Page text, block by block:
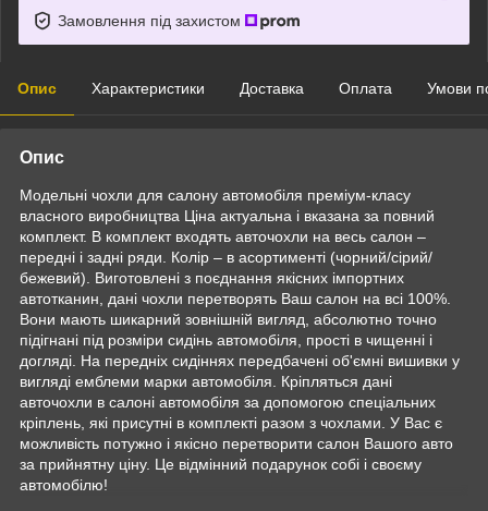
Замовлення під захистом
Опис Характеристики Доставка Оплата Умови
Опис
Модельні чохли для салону автомобіля преміум-класу
власного виробництва Ціна актуальна і вказана за повний
комплект. В комплект входять авточохли на весь салон –
передні і задні ряди. Колір – в асортименті (чорний/сірий/
бежевий). Виготовлені з поєднання якісних імпортних
автотканин, дані чохли перетворять Ваш салон на всі 100%.
Вони мають шикарний зовнішній вигляд, абсолютно точно
підігнані під розміри сидінь автомобіля, прості в чищенні і
догляді. На передніх сидіннях передбачені об'ємні вишивки у
вигляді емблеми марки автомобіля. Кріпляться дані
авточохли в салоні автомобіля за допомогою спеціальних
кріплень, які присутні в комплекті разом з чохлами. У Вас є
можливість потужно і якісно перетворити салон Вашого авто
за прийнятну ціну. Це відмінний подарунок собі і своєму
автомобілю!